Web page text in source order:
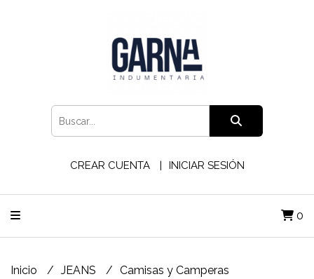
CREAR CUENTA INICIAR SESIÓN
0
Inicio JEANS Camisas y Camperas